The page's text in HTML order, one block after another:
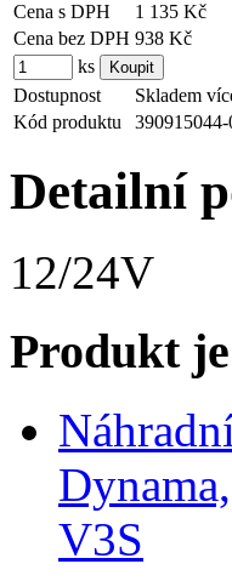
Cena s DPH
1 135 Kč
Cena bez DPH 938 Kč
ks
Dostupnost
Skladem
Kód produktu
390915044-
Detailní
12/24V
Produkt
V3S